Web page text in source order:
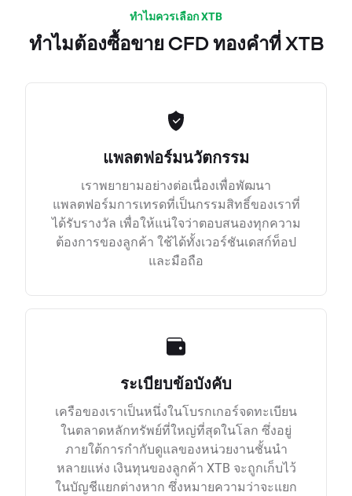
ทำไมควรเลือก XTB
ทำไมต้องซื้อขาย CFD ทองคำที่ XTB
แพลตฟอร์มนวัตกรรม
เราพยายามอย่างต่อเนื่องเพื่อพัฒนา
แพลตฟอร์มการเทรดที่เป็นกรรมสิทธิ์ของเราที่
ได้รับรางวัล เพื่อให้แน่ใจว่าตอบสนองทุกความ
ต้องการของลูกค้า ใช้ได้ทั้งเวอร์ชันเดสก์ท็อป
และมือถือ
ระเบียบข้อบังคับ
เครือของเราเป็นหนึ่งในโบรกเกอร์จดทะเบียน
ในตลาดหลักทรัพย์ที่ใหญ่ที่สุดในโลก ซึ่งอยู่
ภายใต้การกำกับดูแลของหน่วยงานชั้นนำ
หลายแห่ง เงินทุนของลูกค้า XTB จะถูกเก็บไว้
ในบัญชีแยกต่างหาก ซึ่งหมายความว่าจะแยก